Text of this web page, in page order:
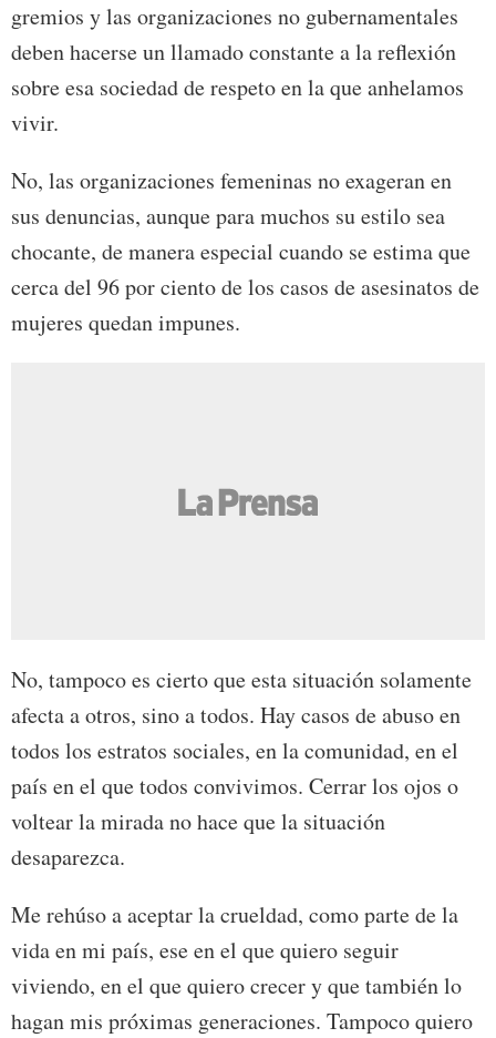
gremios y las organizaciones no gubernamentales
deben hacerse un llamado constante a la reflexión
sobre esa sociedad de respeto en la que anhelamos
vivir.
No, las organizaciones femeninas no exageran en
sus denuncias, aunque para muchos su estilo sea
chocante, de manera especial cuando se estima que
cerca del 96 por ciento de los casos de asesinatos de
mujeres quedan impunes.
No, tampoco es cierto que esta situación solamente
afecta a otros, sino a todos. Hay casos de abuso en
todos los estratos sociales, en la comunidad, en el
país en el que todos convivimos. Cerrar los ojos o
voltear la mirada no hace que la situación
desaparezca.
Me rehúso a aceptar la crueldad, como parte de la
vida en mi país, ese en el que quiero seguir
viviendo, en el que quiero crecer y que también lo
hagan mis próximas generaciones. Tampoco quiero